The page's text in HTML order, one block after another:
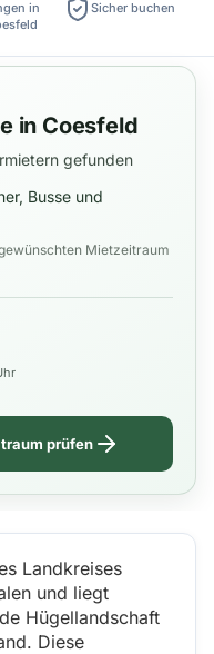
in
Sicher buchen
in Coesfeld
gefunden
Busse und
Mietzeitraum
prüfen
Landkreises
und liegt
Hügellandschaft
Diese